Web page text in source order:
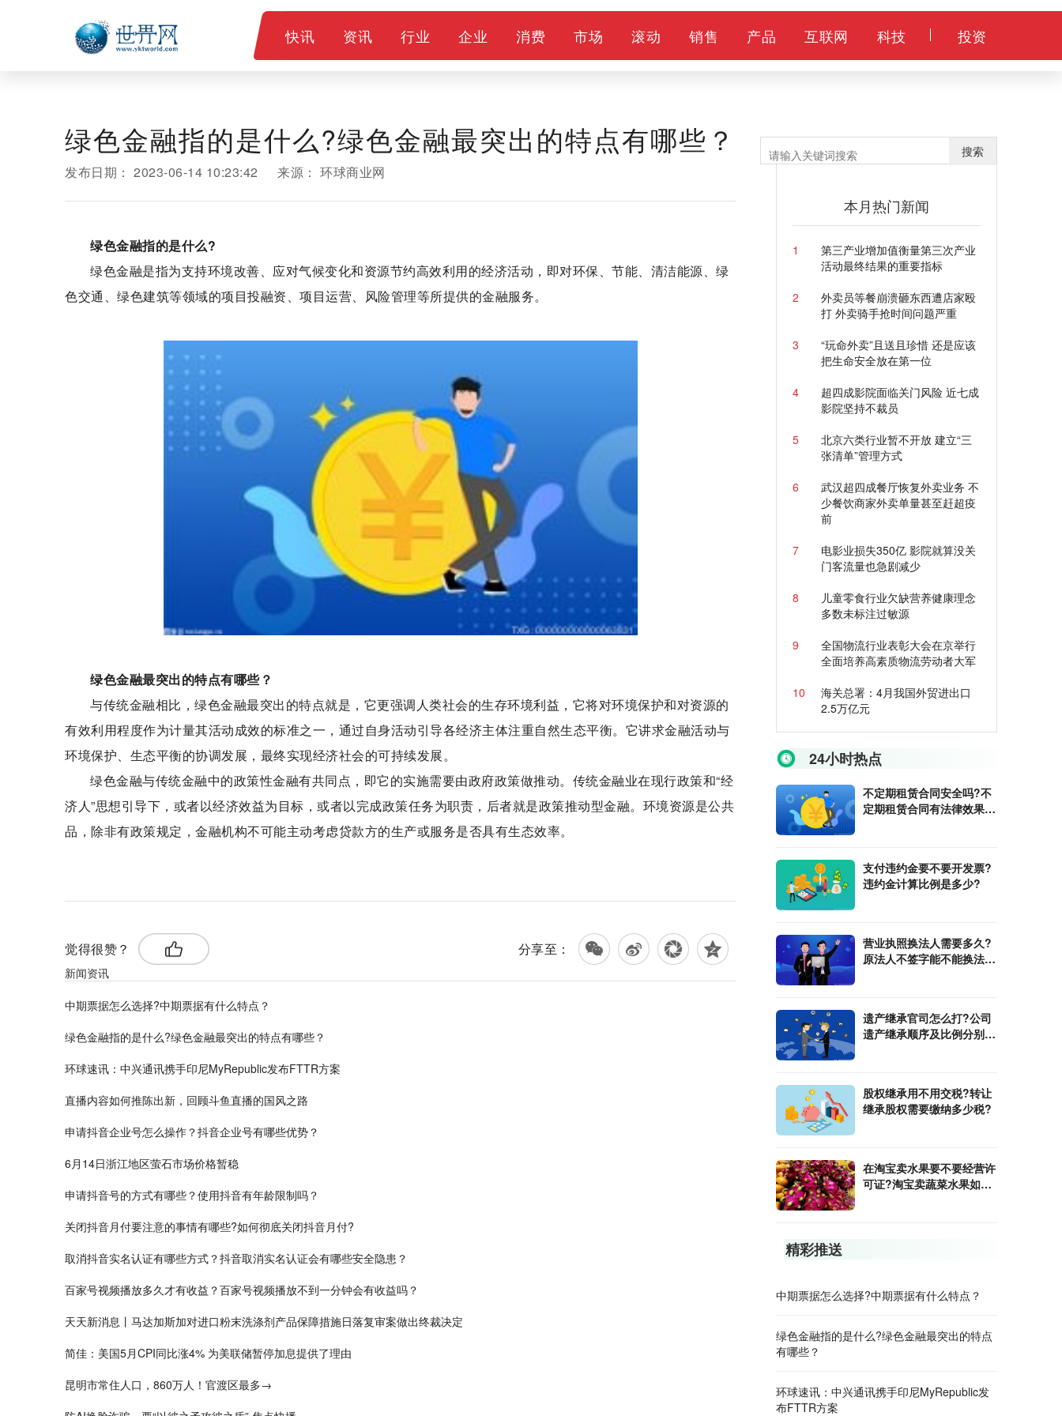
快讯 资讯 行业 企业 消费 市场 滚动 销售 产品 互联网 科技 投资
​绿色金融指的是什么?绿色金融最突出的特点有哪些？
发布日期： 2023-06-14 10:23:42 来源： 环球商业网
​绿色金融指的是什么?
绿色金融是指为支持环境改善、应对气候变化和资源节约高效利用的经济活动，即对环保、节能、清洁能源、绿
色交通、绿色建筑等领域的项目投融资、项目运营、风险管理等所提供的金融服务。
绿色金融最突出的特点有哪些？
与传统金融相比，绿色金融最突出的特点就是，它更强调人类社会的生存环境利益，它将对环境保护和对资源的
有效利用程度作为计量其活动成效的标准之一，通过自身活动引导各经济主体注重自然生态平衡。它讲求金融活动与
环境保护、生态平衡的协调发展，最终实现经济社会的可持续发展。
绿色金融与传统金融中的政策性金融有共同点，即它的实施需要由政府政策做推动。传统金融业在现行政策和“经
济人”思想引导下，或者以经济效益为目标，或者以完成政策任务为职责，后者就是政策推动型金融。环境资源是公共
品，除非有政策规定，金融机构不可能主动考虑贷款方的生产或服务是否具有生态效率。
觉得很赞？ 分享至：
新闻资讯
​中期票据怎么选择?中期票据有什么特点？
​绿色金融指的是什么?绿色金融最突出的特点有哪些？
环球速讯：中兴通讯携手印尼MyRepublic发布FTTR方案
直播内容如何推陈出新，回顾斗鱼直播的国风之路
申请抖音企业号怎么操作？抖音企业号有哪些优势？
6月14日浙江地区萤石市场价格暂稳
申请抖音号的方式有哪些？使用抖音有年龄限制吗？
关闭抖音月付要注意的事情有哪些?如何彻底关闭抖音月付?
取消抖音实名认证有哪些方式？抖音取消实名认证会有哪些安全隐患？
百家号视频播放多久才有收益？百家号视频播放不到一分钟会有收益吗？
天天新消息丨马达加斯加对进口粉末洗涤剂产品保障措施日落复审案做出终裁决定
简佳：美国5月CPI同比涨4% 为美联储暂停加息提供了理由
昆明市常住人口，860万人！官渡区最多→
搜索
本月热门新闻
1
第三产业增加值衡量第三次产业
活动最终结果的重要指标
2
外卖员等餐崩溃砸东西遭店家殴
打 外卖骑手抢时间问题严重
3
“玩命外卖”且送且珍惜 还是应该
把生命安全放在第一位
4
超四成影院面临关门风险 近七成
影院坚持不裁员
5
北京六类行业暂不开放 建立“三
张清单”管理方式
6
武汉超四成餐厅恢复外卖业务 不
少餐饮商家外卖单量甚至赶超疫
前
7
电影业损失350亿 影院就算没关
门客流量也急剧减少
8
儿童零食行业欠缺营养健康理念
多数未标注过敏源
9
全国物流行业表彰大会在京举行
全面培养高素质物流劳动者大军
10
海关总署：4月我国外贸进出口
2.5万亿元
24小时热点
不定期租赁合同安全吗?不
定期租赁合同有法律效果
支付违约金要不要开发票?
违约金计算比例是多少?
营业执照换法人需要多久?
原法人不签字能不能换法
遗产继承官司怎么打?公司
遗产继承顺序及比例分别是
股权继承用不用交税?转让
继承股权需要缴纳多少税?
在淘宝卖水果要不要经营许
可证?淘宝卖蔬菜水果如何
精彩推送
​中期票据怎么选择?中期票据有什么特点？
​绿色金融指的是什么?绿色金融最突出的特点
有哪些？
环球速讯：中兴通讯携手印尼MyRepublic发
布FTTR方案